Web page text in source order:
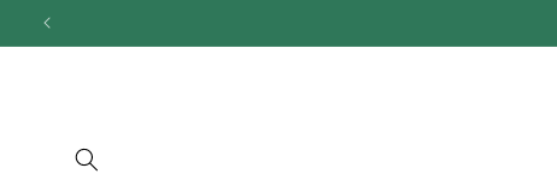
na
sadržaj